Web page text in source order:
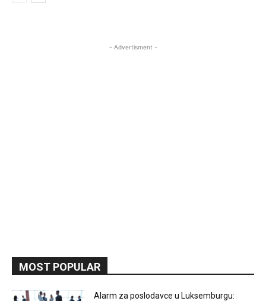
- Advertisment -
MOST POPULAR
Alarm za poslodavce u Luksemburgu: